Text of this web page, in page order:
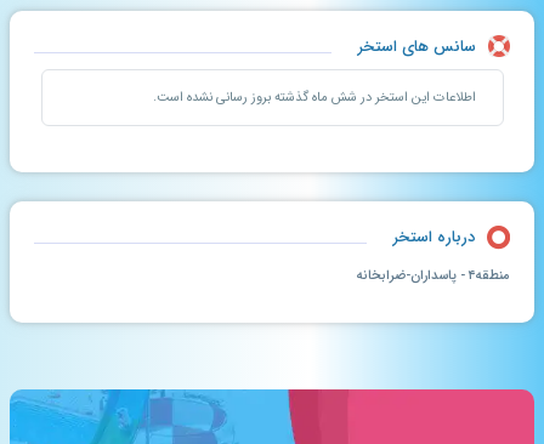
سانس های استخر
اطلاعات این استخر در شش ماه گذشته بروز رسانی نشده است.
درباره استخر
منطقه۴ - پاسداران-ضرابخانه